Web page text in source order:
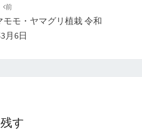
前
モ・ヤマグリ植栽 令和
月6日
す